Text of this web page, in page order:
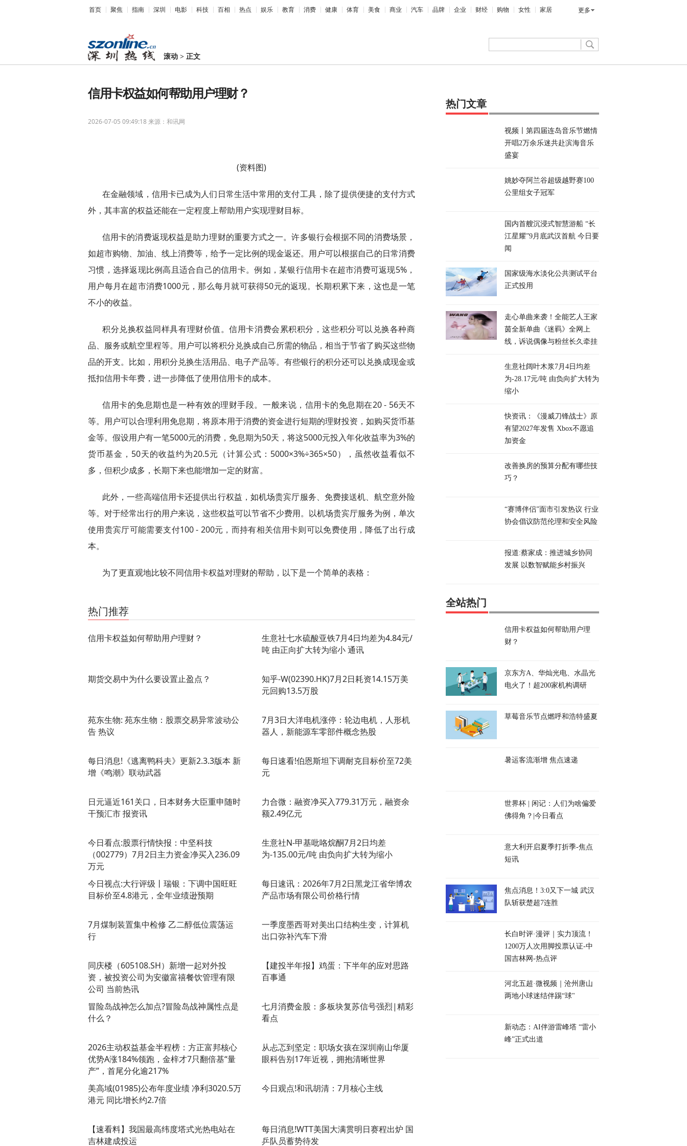
首页 聚焦 指南 深圳 电影 科技 百相 热点 娱乐 教育 消费 健康 体育 美食 商业 汽车 品牌 企业 财经 购物 女性 家居 更多
滚动 >正文
信用卡权益如何帮助用户理财？
2026-07-05 09:49:18 来源：和讯网
(资料图)
在金融领域，信用卡已成为人们日常生活中常用的支付工具，除了提供便捷的支付方式
外，其丰富的权益还能在一定程度上帮助用户实现理财目标。
信用卡的消费返现权益是助力理财的重要方式之一。许多银行会根据不同的消费场景，
如超市购物、加油、线上消费等，给予一定比例的现金返还。用户可以根据自己的日常消费
习惯，选择返现比例高且适合自己的信用卡。例如，某银行信用卡在超市消费可返现5%，
用户每月在超市消费1000元，那么每月就可获得50元的返现。长期积累下来，这也是一笔
不小的收益。
积分兑换权益同样具有理财价值。信用卡消费会累积积分，这些积分可以兑换各种商
品、服务或航空里程等。用户可以将积分兑换成自己所需的物品，相当于节省了购买这些物
品的开支。比如，用积分兑换生活用品、电子产品等。有些银行的积分还可以兑换成现金或
抵扣信用卡年费，进一步降低了使用信用卡的成本。
信用卡的免息期也是一种有效的理财手段。一般来说，信用卡的免息期在20 - 56天不
等。用户可以合理利用免息期，将原本用于消费的资金进行短期的理财投资，如购买货币基
金等。假设用户有一笔5000元的消费，免息期为50天，将这5000元投入年化收益率为3%的
货币基金，50天的收益约为20.5元（计算公式：5000×3%÷365×50），虽然收益看似不
多，但积少成多，长期下来也能增加一定的财富。
此外，一些高端信用卡还提供出行权益，如机场贵宾厅服务、免费接送机、航空意外险
等。对于经常出行的用户来说，这些权益可以节省不少费用。以机场贵宾厅服务为例，单次
使用贵宾厅可能需要支付100 - 200元，而持有相关信用卡则可以免费使用，降低了出行成
本。
为了更直观地比较不同信用卡权益对理财的帮助，以下是一个简单的表格：
热门推荐
信用卡权益如何帮助用户理财？
生意社七水硫酸亚铁7月4日均差为4.84元/
吨 由正向扩大转为缩小 通讯
期货交易中为什么要设置止盈点？
知乎-W(02390.HK)7月2日耗资14.15万美
元回购13.5万股
苑东生物: 苑东生物：股票交易异常波动公
告 热议
7月3日大洋电机涨停：轮边电机，人形机
器人，新能源车零部件概念热股
每日消息!《逃离鸭科夫》更新2.3.3版本 新
增《鸣潮》联动武器
每日速看!伯恩斯坦下调耐克目标价至72美
元
日元逼近161关口，日本财务大臣重申随时
干预汇市 报资讯
力合微：融资净买入779.31万元，融资余
额2.49亿元
今日看点:股票行情快报：中坚科技
（002779）7月2日主力资金净买入236.09
万元
生意社N-甲基吡咯烷酮7月2日均差
为-135.00元/吨 由负向扩大转为缩小
今日视点:大行评级丨瑞银：下调中国旺旺
目标价至4.8港元，全年业绩逊预期
每日速讯：2026年7月2日黑龙江省华博农
产品市场有限公司价格行情
7月煤制装置集中检修 乙二醇低位震荡运
行
一季度墨西哥对美出口结构生变，计算机
出口弥补汽车下滑
同庆楼（605108.SH）新增一起对外投
资，被投资公司为安徽富禧餐饮管理有限
公司 当前热讯
【建投半年报】鸡蛋：下半年的应对思路
百事通
冒险岛战神怎么加点?冒险岛战神属性点是
什么？
七月消费金股：多板块复苏信号强烈|精彩
看点
2026主动权益基金半程榜：方正富邦核心
优势A涨184%领跑，金梓才7只翻倍基“量
产”，首尾分化逾217%
从忐忑到坚定：职场女孩在深圳南山华厦
眼科告别17年近视，拥抱清晰世界
美高域(01985)公布年度业绩 净利3020.5万
港元 同比增长约2.7倍
今日观点!和讯胡清：7月核心主线
【速看料】我国最高纬度塔式光热电站在
吉林建成投运
每日消息!WTT美国大满贯明日赛程出炉 国
乒队员蓄势待发
热门文章
视频〡第四届连岛音乐节燃情
开唱2万余乐迷共赴滨海音乐
盛宴
姚妙夺阿兰谷超级越野赛100
公里组女子冠军
国内首艘沉浸式智慧游船 “长
江星耀”9月底武汉首航 今日要
闻
国家级海水淡化公共测试平台
正式投用
走心单曲来袭！全能艺人王家
茵全新单曲《迷羁》全网上
线，诉说偶像与粉丝长久牵挂
生意社阔叶木浆7月4日均差
为-28.17元/吨 由负向扩大转为
缩小
快资讯：《漫威刀锋战士》原
有望2027年发售 Xbox不愿追
加资金
改善换房的预算分配有哪些技
巧？
“赛博伴侣”面市引发热议 行业
协会倡议防范伦理和安全风险
报道:蔡家成：推进城乡协同
发展 以数智赋能乡村振兴
全站热门
信用卡权益如何帮助用户理
财？
京东方A、华灿光电、水晶光
电火了！超200家机构调研
草莓音乐节点燃呼和浩特盛夏
暑运客流渐增 焦点速递
世界杯 | 闲记：人们为啥偏爱
佛得角？|今日看点
意大利开启夏季打折季-焦点
短讯
焦点消息！3:0又下一城 武汉
队斩获楚超7连胜
长白时评·漫评｜实力顶流！
1200万人次用脚投票认证-中
国吉林网-热点评
河北五超·微视频｜沧州唐山
两地小球迷结伴踢“球"
新动态：AI伴游雷峰塔 “雷小
峰”正式出道